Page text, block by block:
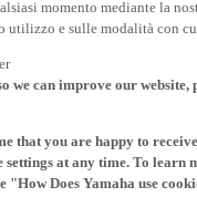
momento mediante la
utilizzo e sulle modalità con
we can improve our
that you are happy to
at any time. To learn
"How Does Yamaha use